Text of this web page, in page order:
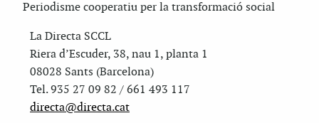
Periodisme cooperatiu per la transformació social
La Directa SCCL
Riera d’Escuder, 38, nau 1, planta 1
08028 Sants (Barcelona)
Tel. 935 27 09 82 / 661 493 117
directa@directa.cat